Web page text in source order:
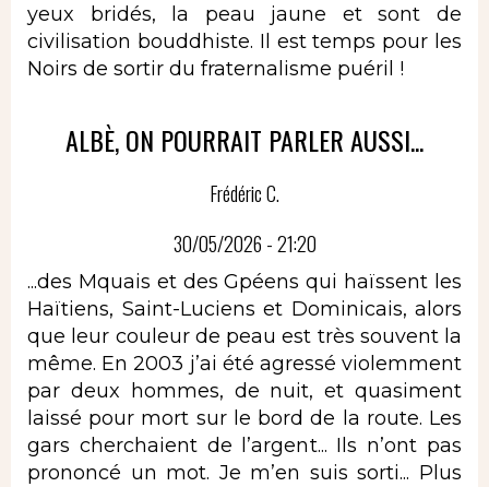
yeux bridés, la peau jaune et sont de
civilisation bouddhiste. Il est temps pour les
Noirs de sortir du fraternalisme puéril !
ALBÈ, ON POURRAIT PARLER AUSSI...
Frédéric C.
30/05/2026 - 21:20
...des Mquais et des Gpéens qui haïssent les
Haïtiens, Saint-Luciens et Dominicais, alors
que leur couleur de peau est très souvent la
même. En 2003 j’ai été agressé violemment
par deux hommes, de nuit, et quasiment
laissé pour mort sur le bord de la route. Les
gars cherchaient de l’argent... Ils n’ont pas
prononcé un mot. Je m’en suis sorti... Plus